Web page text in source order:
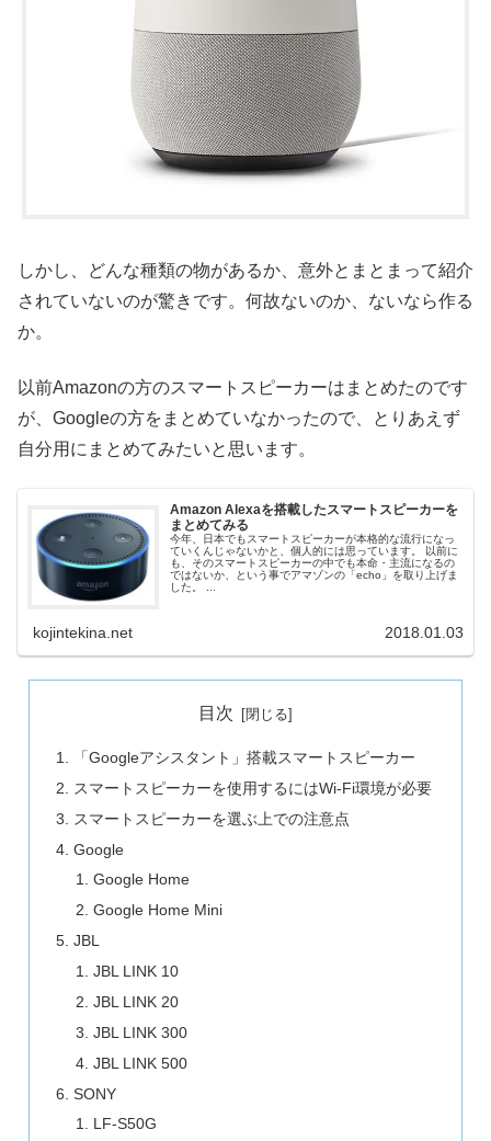
しかし、どんな種類の物があるか、意外とまとまって紹介
されていないのが驚きです。何故ないのか、ないなら作る
か。
以前Amazonの方のスマートスピーカーはまとめたのです
が、Googleの方をまとめていなかったので、とりあえず
自分用にまとめてみたいと思います。
Amazon Alexaを搭載したスマートスピーカーを
まとめてみる
今年、日本でもスマートスピーカーが本格的な流行になっ
ていくんじゃないかと、個人的には思っています。 以前に
も、そのスマートスピーカーの中でも本命・主流になるの
ではないか、という事でアマゾンの「echo」を取り上げま
した。 ...
kojintekina.net 2018.01.03
目次
「Googleアシスタント」搭載スマートスピーカー
スマートスピーカーを使用するにはWi-Fi環境が必要
スマートスピーカーを選ぶ上での注意点
Google
Google Home
Google Home Mini
JBL
JBL LINK 10
JBL LINK 20
JBL LINK 300
JBL LINK 500
SONY
LF-S50G